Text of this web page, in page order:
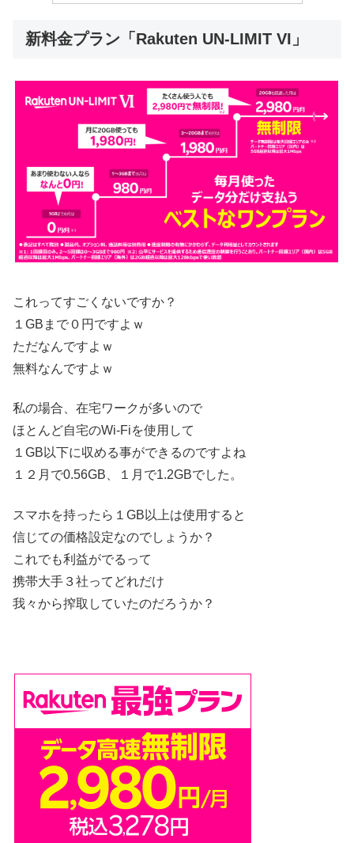
新料金プラン「Rakuten UN-LIMIT VI」
これってすごくないですか？
１GBまで０円ですよｗ
ただなんですよｗ
無料なんですよｗ
私の場合、在宅ワークが多いので
ほとんど自宅のWi-Fiを使用して
１GB以下に収める事ができるのですよね
１２月で0.56GB、１月で1.2GBでした。
スマホを持ったら１GB以上は使用すると
信じての価格設定なのでしょうか？
これでも利益がでるって
携帯大手３社ってどれだけ
我々から搾取していたのだろうか？